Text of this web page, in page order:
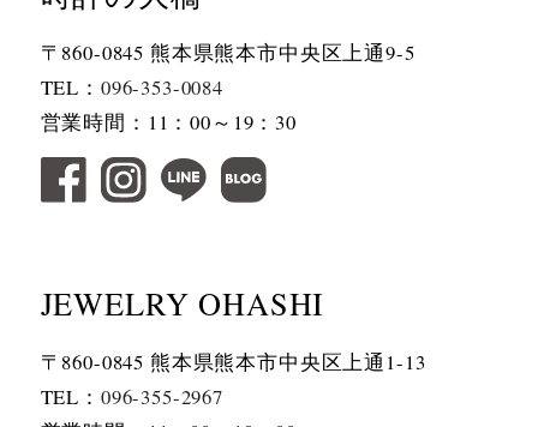
〒860-0845 熊本県熊本市中央区上通9-5
TEL： 096-353-0084
営業時間：11：00～19：30
JEWELRY OHASHI
〒860-0845 熊本県熊本市中央区上通1-13
TEL： 096-355-2967